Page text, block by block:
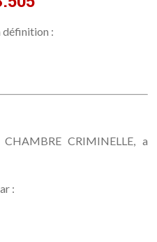
définition :
CRIMINELLE, a
: